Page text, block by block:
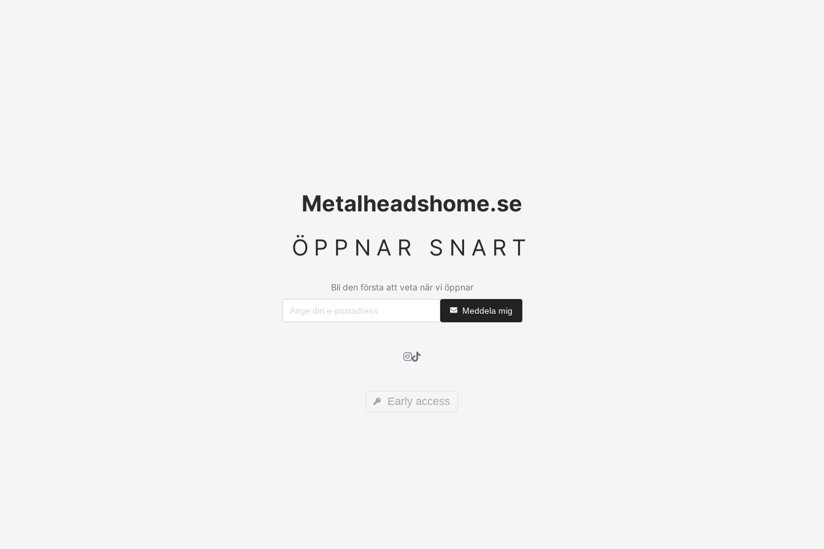
Metalheadshome.se
ÖPPNAR SNART
Bli den första att veta när vi öppnar
Meddela mig
Early access